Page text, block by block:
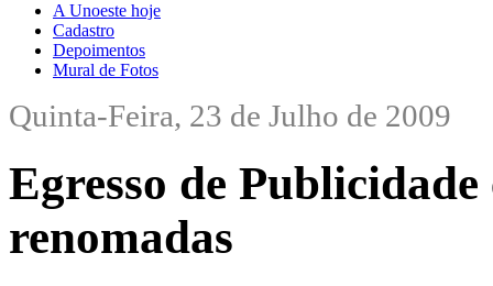
A Unoeste hoje
Cadastro
Depoimentos
Mural de Fotos
Quinta-Feira, 23 de Julho de 2009
Egresso de
renomadas